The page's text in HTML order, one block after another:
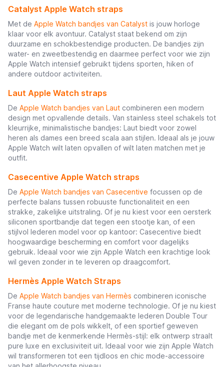
Catalyst Apple Watch straps
Met de Apple Watch bandjes van Catalyst is jouw horloge
klaar voor elk avontuur. Catalyst staat bekend om zijn
duurzame en schokbestendige producten. De bandjes zijn
water- en zweetbestendig en daarmee perfect voor wie zijn
Apple Watch intensief gebruikt tijdens sporten, hiken of
andere outdoor activiteiten.
Laut Apple Watch straps
De Apple Watch bandjes van Laut combineren een modern
design met opvallende details. Van stainless steel schakels tot
kleurrijke, minimalistische bandjes: Laut biedt voor zowel
heren als dames een breed scala aan stijlen. Ideaal als je jouw
Apple Watch wilt laten opvallen of wilt laten matchen met je
outfit.
Casecentive Apple Watch straps
De Apple Watch bandjes van Casecentive focussen op de
perfecte balans tussen robuuste functionaliteit en een
strakke, zakelijke uitstraling. Of je nu kiest voor een oersterk
siliconen sportbandje dat tegen een stootje kan, of een
stijlvol lederen model voor op kantoor: Casecentive biedt
hoogwaardige bescherming en comfort voor dagelijks
gebruik. Ideaal voor wie zijn Apple Watch een krachtige look
wil geven zonder in te leveren op draagcomfort.
Hermès Apple Watch Straps
De Apple Watch bandjes van Hermès combineren iconische
Franse haute couture met moderne technologie. Of je nu kiest
voor de legendarische handgemaakte lederen Double Tour
die elegant om de pols wikkelt, of een sportief geweven
bandje met de kenmerkende Hermès-stijl: elk ontwerp straalt
pure luxe en exclusiviteit uit. Ideaal voor wie zijn Apple Watch
wil transformeren tot een tijdloos en chic mode-accessoire